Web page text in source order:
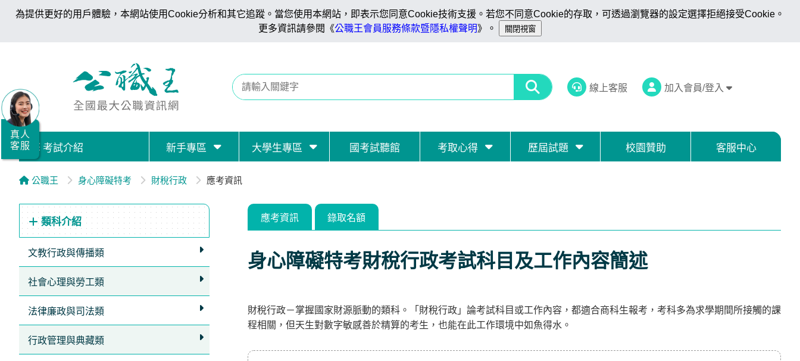
為提供更好的用戶體驗，本網站使用Cookie分析和其它追蹤。當您使用本網站，即表示您同意Cookie技術支援。若您不同意Cookie的存取，可透過瀏覽器的設定選擇拒絕接受Cookie。
更多資訊請參閱《公職王會員服務條款暨隱私權聲明》。
線上客服 加入會員/登入
考試介紹 新手專區 大學生專區 國考試聽館 考取心得 歷屆試題 校園贊助 客服中心
公職王 身心障礙特考 財稅行政 應考資訊
類科介紹
文教行政與傳播類
社會心理與勞工類
法律廉政與司法類
行政管理與典藏類
應考資訊 錄取名額
身心障礙特考財稅行政考試科目及工作內容簡述
財稅行政－掌握國家財源脈動的類科。「財稅行政」論考試科目或工作內容，都適合商科生報考，考科多為求學期間所接觸的課
程相關，但天生對數字敏感善於精算的考生，也能在此工作環境中如魚得水。
真人
客服
職/
就
業/
證
務
據
點
即
LINE